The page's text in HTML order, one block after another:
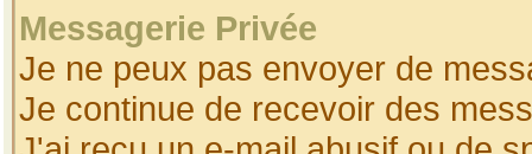
Messagerie Privée
Je ne peux pas envoyer de
Je continue de recevoir des